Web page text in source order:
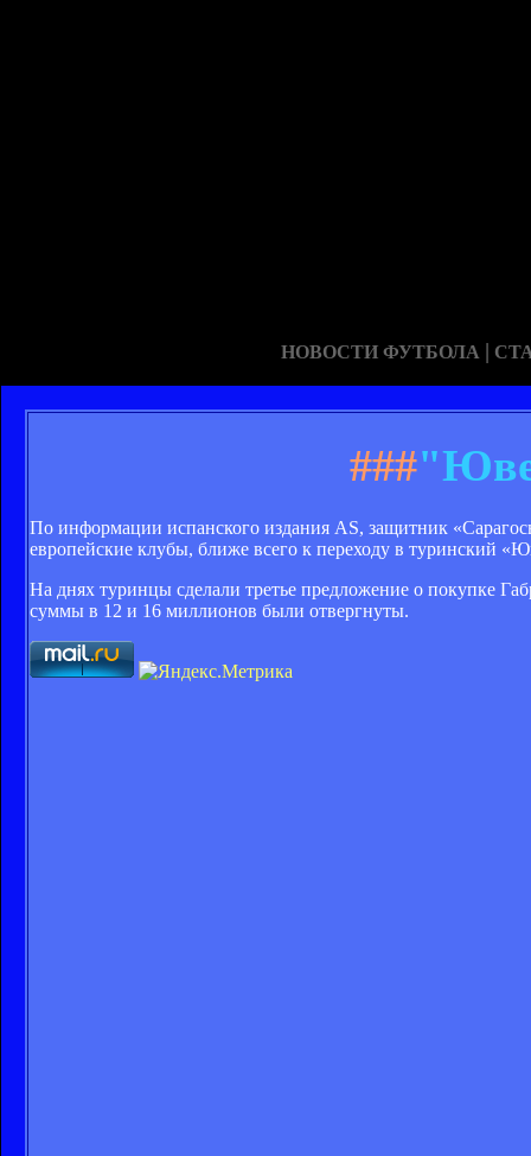
НОВОСТИ ФУТБОЛА |
###
По информации испанского издания AS, защитник
европейские клубы, ближе всего к переходу в туринский
На днях туринцы сделали третье предложение о покупке
суммы в 12 и 16 миллионов были отвергнуты.